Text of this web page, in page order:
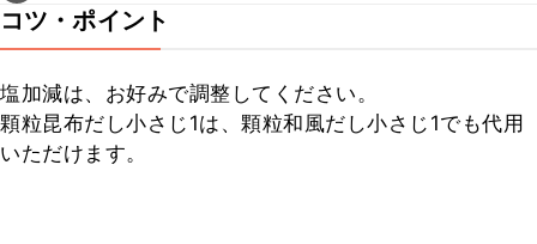
コツ・ポイント
塩加減は、お好みで調整してください。
顆粒昆布だし小さじ1は、顆粒和風だし小さじ1でも代用
いただけます。